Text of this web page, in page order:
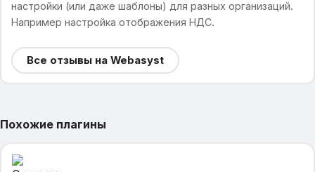
настройки (или даже шаблоны) для разных организаций.
Например настройка отображения НДС.
Все отзывы на Webasyst
Похожие плагины